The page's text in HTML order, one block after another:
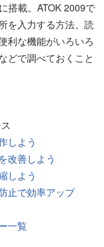
搭載。ATOK 2009で
を入力する方法、読
利な機能がいろいろ
どで調べておくこと
しよう
改善しよう
しよう
止で効率アップ
一覧